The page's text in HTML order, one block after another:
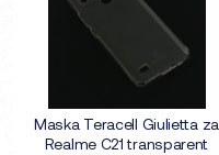
Maska Teracell Giulietta za
Realme C21 transparent